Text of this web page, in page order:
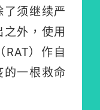
须继续严
外，使用
RAT）作自
的一根救命